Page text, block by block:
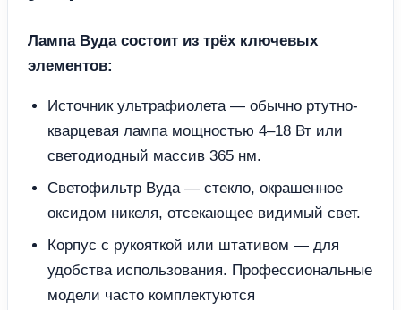
Лампа Вуда состоит из трёх ключевых
элементов:
Источник ультрафиолета — обычно ртутно-
кварцевая лампа мощностью 4–18 Вт или
светодиодный массив 365 нм.
Светофильтр Вуда — стекло, окрашенное
оксидом никеля, отсекающее видимый свет.
Корпус с рукояткой или штативом — для
удобства использования. Профессиональные
модели часто комплектуются